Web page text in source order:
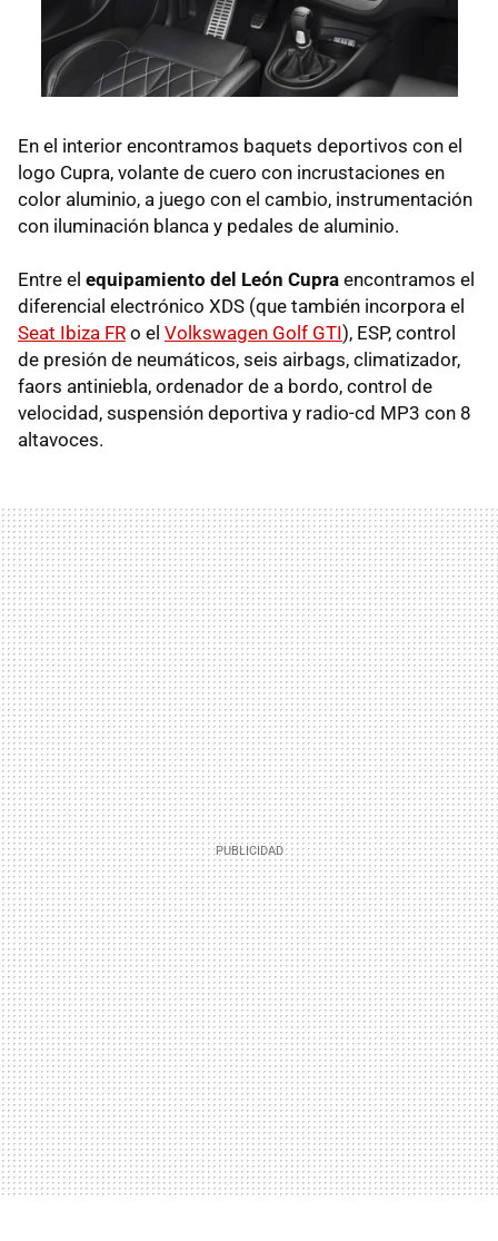
En el interior encontramos baquets deportivos con el
logo Cupra, volante de cuero con incrustaciones en
color aluminio, a juego con el cambio, instrumentación
con iluminación blanca y pedales de aluminio.
Entre el equipamiento del León Cupra encontramos el
diferencial electrónico XDS (que también incorpora el
Seat Ibiza FR o el Volkswagen Golf GTI), ESP, control
de presión de neumáticos, seis airbags, climatizador,
faors antiniebla, ordenador de a bordo, control de
velocidad, suspensión deportiva y radio-cd MP3 con 8
altavoces.